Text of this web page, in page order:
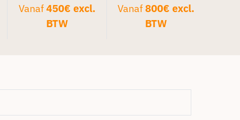
Vanaf450€ excl.
BTW
Vanaf800€ excl.
BTW